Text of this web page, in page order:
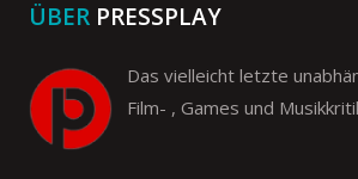
ÜBER PRESSPLAY
Das vielleicht letzte
Film- , Games und